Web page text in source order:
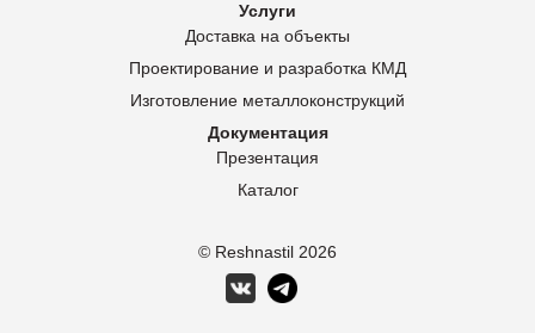
© Reshnastil 2026
Услуги
Доставка на объекты
Проектирование и разработка КМД
Изготовление металлоконструкций
Документация
Презентация
Каталог